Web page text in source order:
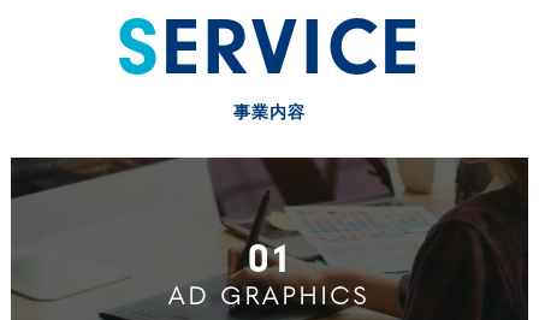
SERVICE
事業内容
01
AD GRAPHICS